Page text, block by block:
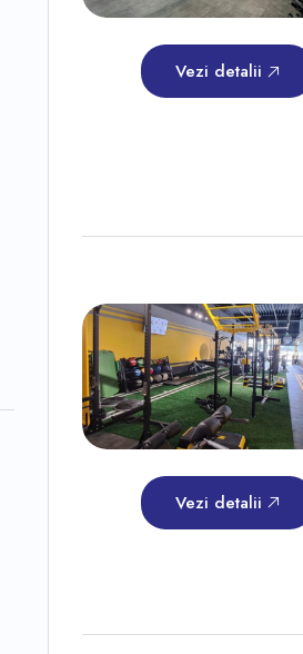
Vezi detalii
Vezi detalii